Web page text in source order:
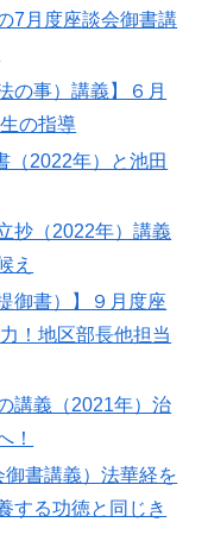
7月度座談会御書講
の事）講義】６月
の指導
（2022年）と池田
抄（2022年）講義
え
御書）】９月度座
！地区部長他担当
講義（2021年）治
！
書講義）法華経を
する功徳と同じき